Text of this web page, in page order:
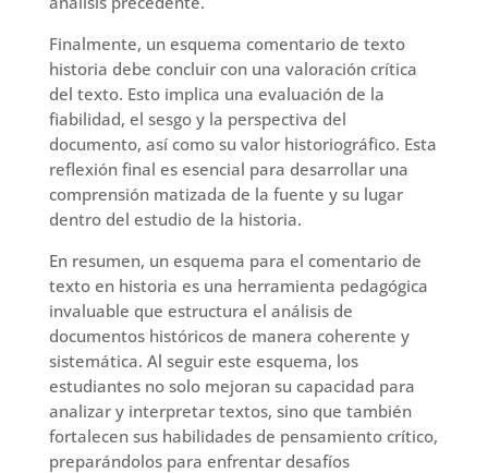
Finalmente, un esquema comentario de texto
historia debe concluir con una valoración crítica
del texto. Esto implica una evaluación de la
fiabilidad, el sesgo y la perspectiva del
documento, así como su valor historiográfico. Esta
reflexión final es esencial para desarrollar una
comprensión matizada de la fuente y su lugar
dentro del estudio de la historia.
En resumen, un esquema para el comentario de
texto en historia es una herramienta pedagógica
invaluable que estructura el análisis de
documentos históricos de manera coherente y
sistemática. Al seguir este esquema, los
estudiantes no solo mejoran su capacidad para
analizar y interpretar textos, sino que también
fortalecen sus habilidades de pensamiento crítico,
preparándolos para enfrentar desafíos